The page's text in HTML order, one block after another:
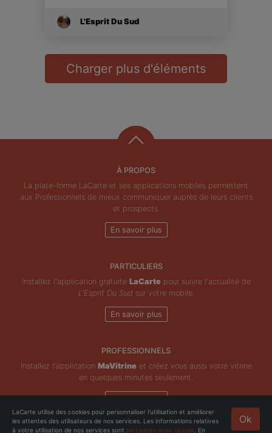
L'Esprit Du Sud
Charger plus d'éléments
À PROPOS
La plate-forme LaCarte et ses applications mobiles permettent
aux Professionnels de mieux communiquer auprès de leurs clients
et prospects.
En savoir plus
PARTICULIERS
Installez l'application gratuite LaCartepour suivre l'actualité de
L'Esprit Du Sud sur votre mobile.
En savoir plus
PROFESSIONNELS
Installez l'application MaVitrineet créez vous aussi votre vitrine
en quelques minutes seulement.
En savoir plus
Copyright © ZeMAP 2026 - Tous droits réservés. Ok
LaCarte utilise des cookies pour personnaliser l'utilisation et améliorer
les attentes des utilisateurs de nos services. Les informations relatives
à votre utilisation de nos services sont partagées avec Google . En